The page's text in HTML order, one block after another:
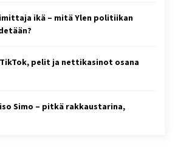
ikä – mitä Ylen politiikan
pelit ja nettikasinot osana
Simo – pitkä rakkaustarina,